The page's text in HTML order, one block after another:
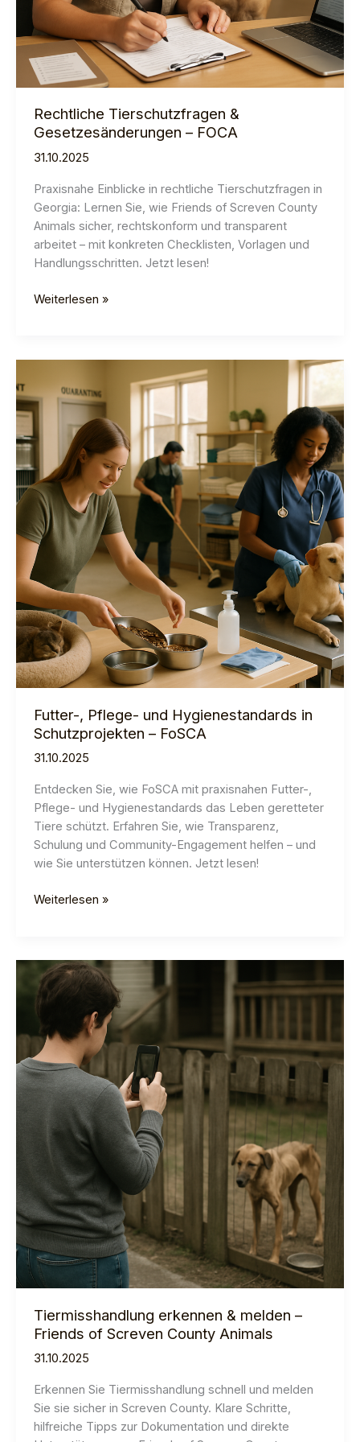
Rechtliche Tierschutzfragen &
Gesetzesänderungen – FOCA
31.10.2025
Praxisnahe Einblicke in rechtliche Tierschutzfragen in
Georgia: Lernen Sie, wie Friends of Screven County
Animals sicher, rechtskonform und transparent
arbeitet – mit konkreten Checklisten, Vorlagen und
Handlungsschritten. Jetzt lesen!
Rechtliche
FOCA
Weiterlesen »
Futter-, Pflege- und Hygienestandards in
Schutzprojekten – FoSCA
31.10.2025
Entdecken Sie, wie FoSCA mit praxisnahen Futter-,
Pflege- und Hygienestandards das Leben geretteter
Tiere schützt. Erfahren Sie, wie Transparenz,
Schulung und Community-Engagement helfen – und
wie Sie unterstützen können. Jetzt lesen!
Futter-,
in
Schutzprojekten
FoSCA
Weiterlesen »
Tiermisshandlung erkennen & melden –
Friends of Screven County Animals
31.10.2025
Erkennen Sie Tiermisshandlung schnell und melden
Sie sie sicher in Screven County. Klare Schritte,
hilfreiche Tipps zur Dokumentation und direkte